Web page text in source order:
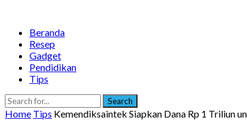
Beranda
Resep
Gadget
Pendidikan
Tips
Search
Home Tips Kemendiksaintek Siapkan Dana Rp 1 Triliun